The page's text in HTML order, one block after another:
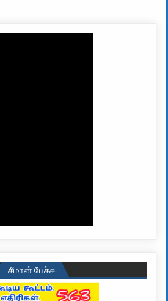
சீமான் பேச்சு